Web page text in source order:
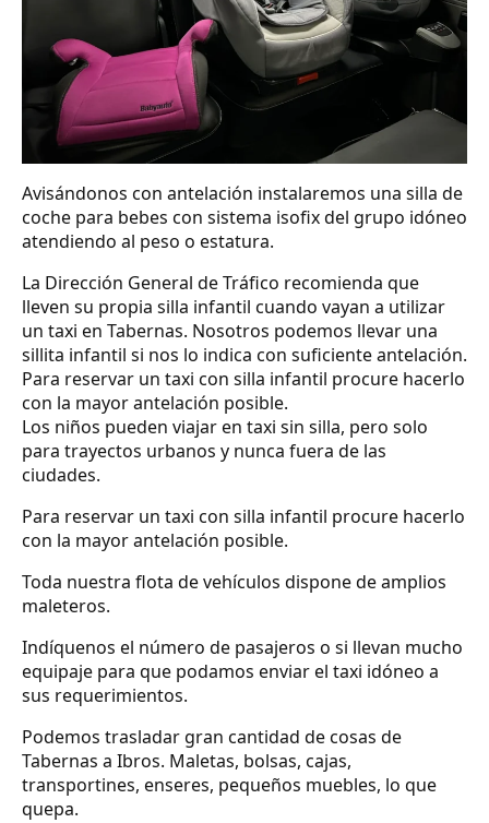
Avisándonos con antelación instalaremos una silla de
coche para bebes con sistema isofix del grupo idóneo
atendiendo al peso o estatura.
La Dirección General de Tráfico recomienda que
lleven su propia silla infantil cuando vayan a utilizar
un taxi en Tabernas. Nosotros podemos llevar una
sillita infantil si nos lo indica con suficiente antelación.
Para reservar un taxi con silla infantil procure hacerlo
con la mayor antelación posible.
Los niños pueden viajar en taxi sin silla, pero solo
para trayectos urbanos y nunca fuera de las
ciudades.
Para reservar un taxi con silla infantil procure hacerlo
con la mayor antelación posible.
Toda nuestra flota de vehículos dispone de amplios
maleteros.
Indíquenos el número de pasajeros o si llevan mucho
equipaje para que podamos enviar el taxi idóneo a
sus requerimientos.
Podemos trasladar gran cantidad de cosas de
Tabernas a Ibros. Maletas, bolsas, cajas,
transportines, enseres, pequeños muebles, lo que
quepa.